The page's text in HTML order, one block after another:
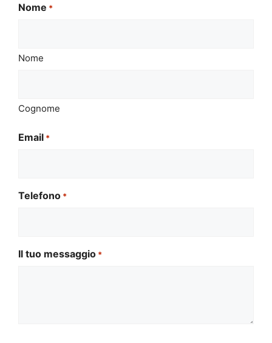
Nome *
Nome
Cognome
Email *
Telefono *
Il tuo messaggio *